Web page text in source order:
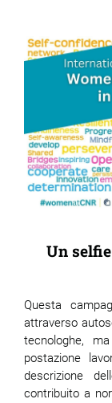
Un
Questa
attraverso
tecnologhe,
postazione
descrizione
contribuito a